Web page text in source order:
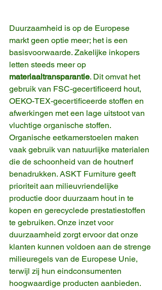
Duurzaamheid is op de Europese
markt geen optie meer; het is een
basisvoorwaarde. Zakelijke inkopers
letten steeds meer op
materiaaltransparantie. Dit omvat het
gebruik van FSC-gecertificeerd hout,
OEKO-TEX-gecertificeerde stoffen en
afwerkingen met een lage uitstoot van
vluchtige organische stoffen.
Organische eetkamerstoelen maken
vaak gebruik van natuurlijke materialen
die de schoonheid van de houtnerf
benadrukken. ASKT Furniture geeft
prioriteit aan milieuvriendelijke
productie door duurzaam hout in te
kopen en gerecyclede prestatiestoffen
te gebruiken. Onze inzet voor
duurzaamheid zorgt ervoor dat onze
klanten kunnen voldoen aan de strenge
milieuregels van de Europese Unie,
terwijl zij hun eindconsumenten
hoogwaardige producten aanbieden.